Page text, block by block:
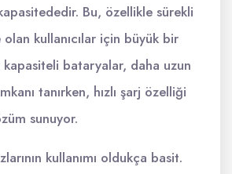
Bu, özellikle sürekli
kullanıcılar için büyük bir
kapasiteli bataryalar, daha uzun
tanırken, hızlı şarj özelliği
sunuyor.
kullanımı oldukça basit.